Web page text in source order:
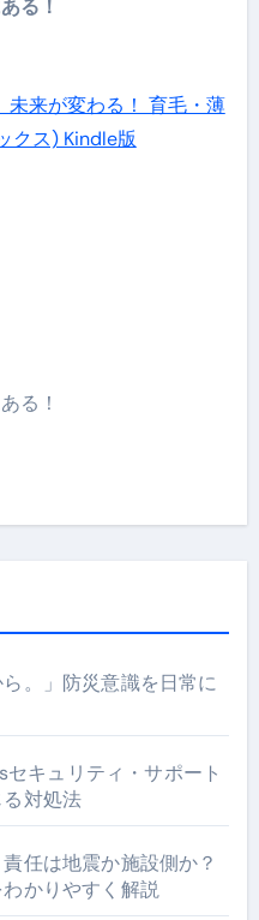
る！
未来が変わる！ 育毛・薄
クス) Kindle版
る！
。」防災意識を日常に
セキュリティ・サポート
対処法
任は地震か施設側か？
かりやすく解説